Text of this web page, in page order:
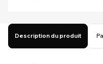
Description du produit